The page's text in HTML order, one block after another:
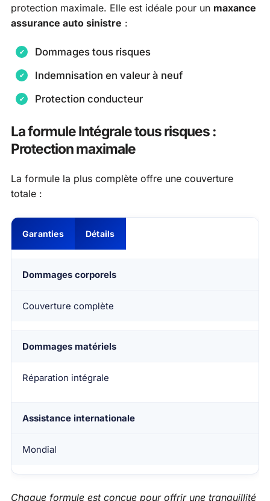
protection maximale. Elle est idéale pour un maxance
assurance auto sinistre :
Dommages tous risques
Indemnisation en valeur à neuf
Protection conducteur
La formule Intégrale tous risques :
Protection maximale
La formule la plus complète offre une couverture
totale :
Garanties Détails
Dommages corporels
Couverture complète
Dommages matériels
Réparation intégrale
Assistance internationale
Mondial
Chaque formule est conçue pour offrir une tranquillité